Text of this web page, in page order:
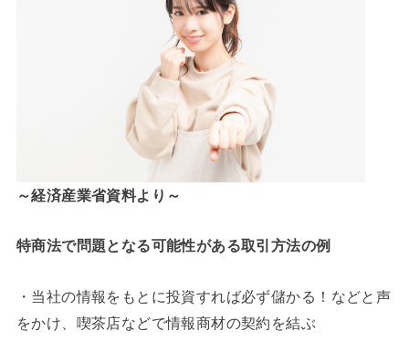
～経済産業省資料より～
特商法で問題となる可能性がある取引方法の例
・当社の情報をもとに投資すれば必ず儲かる！などと声
をかけ、喫茶店などで情報商材の契約を結ぶ